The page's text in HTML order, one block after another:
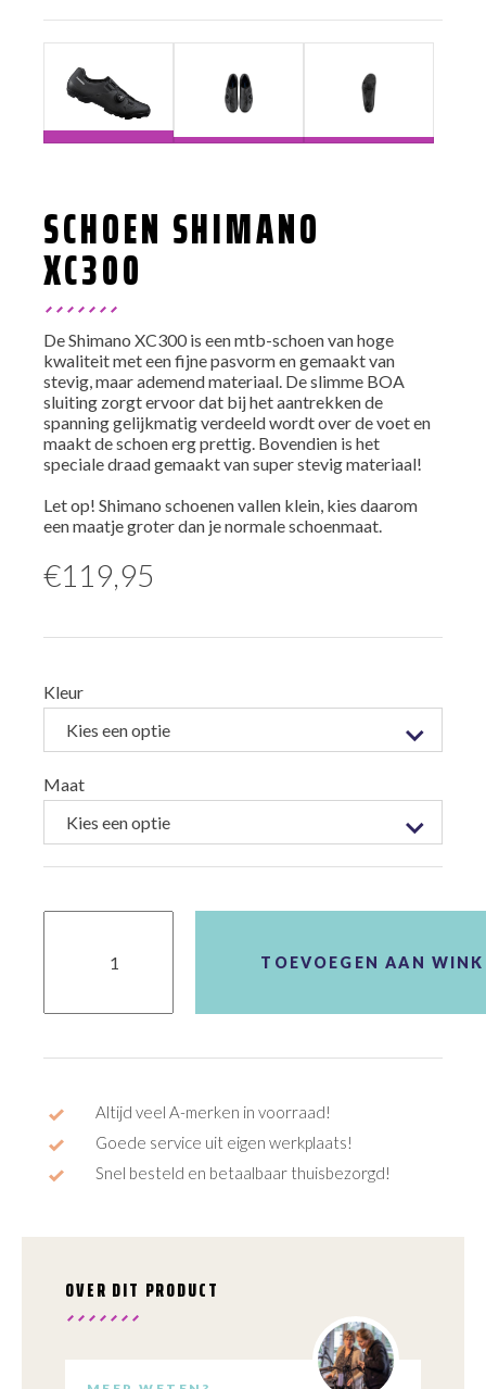
SCHOEN SHIMANO
XC300
De Shimano XC300 is een mtb-schoen van hoge
kwaliteit met een fijne pasvorm en gemaakt van
stevig, maar ademend materiaal. De slimme BOA
sluiting zorgt ervoor dat bij het aantrekken de
spanning gelijkmatig verdeeld wordt over de voet en
maakt de schoen erg prettig. Bovendien is het
speciale draad gemaakt van super stevig materiaal!
Let op! Shimano schoenen vallen klein, kies daarom
een maatje groter dan je normale schoenmaat.
€119,95
Kleur
Maat
TOEVOEGEN AAN
Altijd veel A-merken in voorraad!
Goede service uit eigen werkplaats!
Snel besteld en betaalbaar thuisbezorgd!
OVER DIT PRODUCT